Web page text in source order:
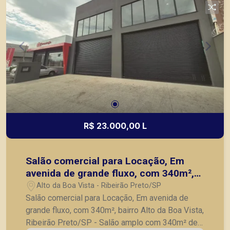
R$ 23.000,00 L
Salão comercial para Locação, Em
avenida de grande fluxo, com 340m²,
bairro Alto da Boa Vista, Ribeirão
Preto/SP
Alto da Boa Vista - Ribeirão Preto/SP
Salão comercial para Locação, Em avenida de
grande fluxo, com 340m², bairro Alto da Boa Vista,
Ribeirão Preto/SP - Salão amplo com 340m² de